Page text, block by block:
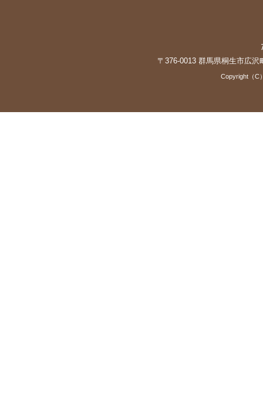
〒376-0013 群馬県桐生市広
Copyright（C